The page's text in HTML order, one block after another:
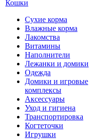
Кошки
Сухие корма
Влажные корма
Лакомства
Витамины
Наполнители
Лежанки и домики
Одежда
Домики и игровые
комплексы
Аксессуары
Уход и гигиена
Транспортировка
Когтеточки
Игрушки